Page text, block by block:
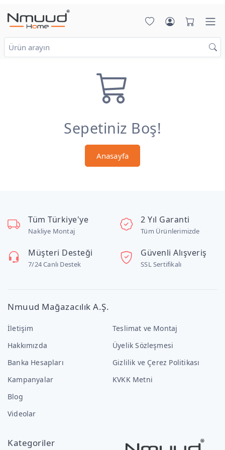
Sepetiniz Boş!
Anasayfa
Tüm Türkiye'ye
Nakliye Montaj
2 Yıl Garanti
Tüm Ürünlerimizde
Müşteri Desteği
7/24 Canlı Destek
Güvenli Alışveriş
SSL Sertifikalı
Nmuud Mağazacılık A.Ş.
İletişim
Hakkımızda
Banka Hesapları
Kampanyalar
Blog
Videolar
Teslimat ve Montaj
Üyelik Sözleşmesi
Gizlilik ve Çerez Politikası
KVKK Metni
Kategoriler